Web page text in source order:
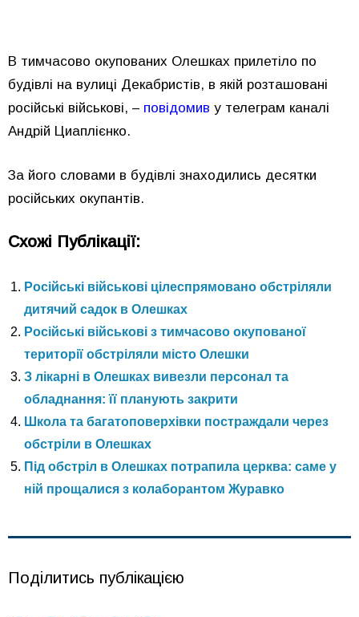
В тимчасово окупованих Олешках прилетіло по
будівлі на вулиці Декабристів, в якій розташовані
російські військові, – повідомив у телеграм каналі
Андрій Циаплієнко.
За його словами в будівлі знаходились десятки
російських окупантів.
Схожі Публікації:
Російські військові цілеспрямовано обстріляли
дитячий садок в Олешках
Російські військові з тимчасово окупованої
території обстріляли місто Олешки
З лікарні в Олешках вивезли персонал та
обладнання: її планують закрити
Школа та багатоповерхівки постраждали через
обстріли в Олешках
Під обстріл в Олешках потрапила церква: саме у
ній прощалися з колаборантом Журавко
Поділитись публікацією